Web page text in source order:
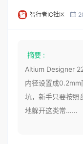
智行者IC社区
摘要 :
Altium Designer
内径设置成
坑，新手只要按照
地躲开这类常……